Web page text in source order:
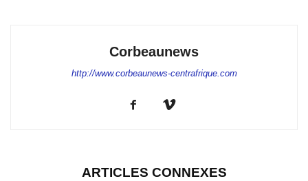
Corbeaunews
http://www.corbeaunews-centrafrique.com
ARTICLES CONNEXES